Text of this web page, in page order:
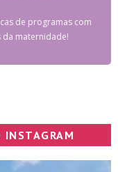
de programas com
da maternidade!
INSTAGRAM